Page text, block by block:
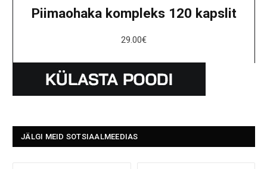
Piimaohaka kompleks 120 kapslit
29.00€
JÄLGI MEID SOTSIAALMEEDIAS